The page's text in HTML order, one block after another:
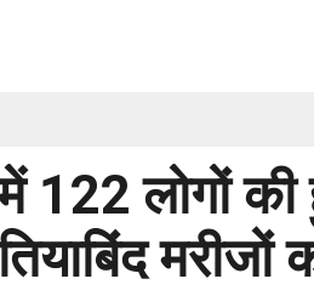
में 122 लोगों
मरीजों